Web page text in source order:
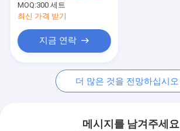
MOQ:300 세트
최신 가격 받기
지금 연락
더 많은 것을 전망하십시오
메시지를 남겨주세요